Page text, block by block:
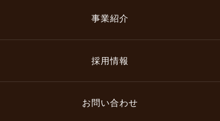
事業紹介
採用情報
お問い合わせ